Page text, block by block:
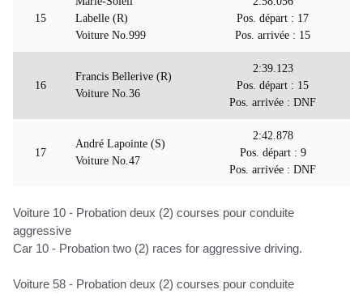
15
Labelle (R)
Voiture No.999
Pos. départ : 17
Pos. arrivée : 15
16
Francis Bellerive (R)
Voiture No.36
2:39.123
Pos. départ : 15
Pos. arrivée : DNF
17
André Lapointe (S)
Voiture No.47
2:42.878
Pos. départ : 9
Pos. arrivée : DNF
Voiture 10 - Probation deux (2) courses pour conduite
aggressive
Car 10 - Probation two (2) races for aggressive driving.
Voiture 58 - Probation deux (2) courses pour conduite